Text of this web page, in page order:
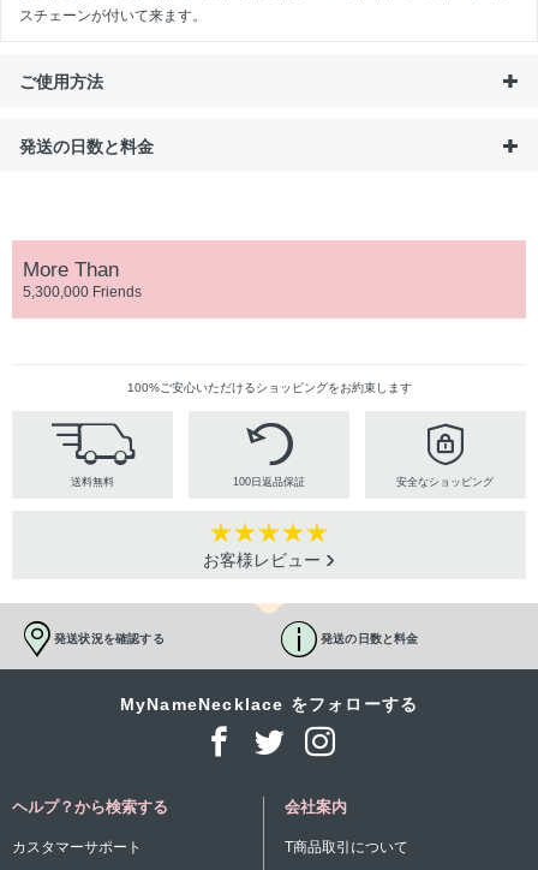
スチェーンが付いて来ます。
ご使用方法
発送の日数と料金
More Than
5,300,000 Friends
100%ご安心いただけるショッピングをお約束します
送料無料 100日返品保証 安全なショッピング
お客様レビュー
発送状況を確認する 発送の日数と料金
MyNameNecklace をフォローする
ヘルプ？から検索する
カスタマーサポート
会社案内
T商品取引について